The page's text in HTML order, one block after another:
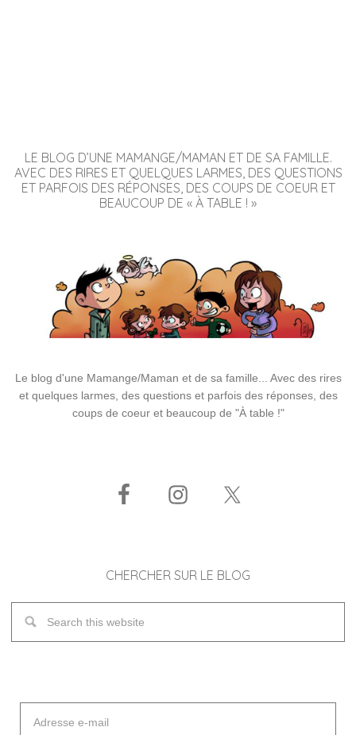
LE BLOG D’UNE MAMANGE/MAMAN ET DE SA FAMILLE.
AVEC DES RIRES ET QUELQUES LARMES, DES QUESTIONS
ET PARFOIS DES RÉPONSES, DES COUPS DE COEUR ET
BEAUCOUP DE « À TABLE ! »
Le blog d'une Mamange/Maman et de sa famille... Avec des rires
et quelques larmes, des questions et parfois des réponses, des
coups de coeur et beaucoup de "À table !"
CHERCHER SUR LE BLOG